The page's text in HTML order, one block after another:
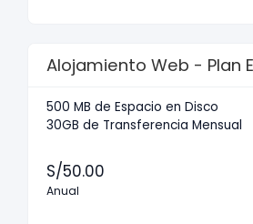
Alojamiento Web - Plan
500 MB de Espacio en Disco
30GB de Transferencia Mensual
S/50.00
Anual